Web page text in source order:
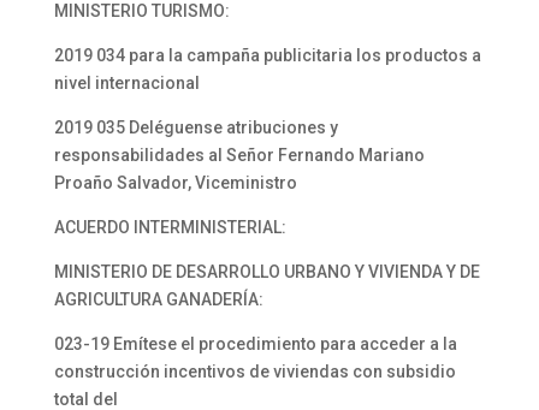
MINISTERIO TURISMO:
2019 034 para la campaña publicitaria los productos a
nivel internacional
2019 035 Deléguense atribuciones y
responsabilidades al Señor Fernando Mariano
Proaño Salvador, Viceministro
ACUERDO INTERMINISTERIAL:
MINISTERIO DE DESARROLLO URBANO Y VIVIENDA Y DE
AGRICULTURA GANADERÍA:
023-19 Emítese el procedimiento para acceder a la
construcción incentivos de viviendas con subsidio
total del